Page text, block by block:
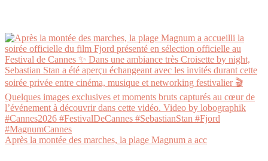
Après la montée des marches, la plage Magnum a acc